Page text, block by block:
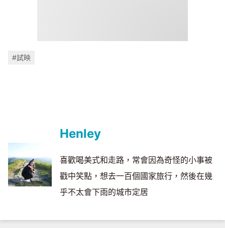
#試映
Henley
喜歡喝美式和走路，常會因為奇怪的小事被
戳中笑點，想去一百個國家旅行，然後在幾
乎不太會下雨的城市定居